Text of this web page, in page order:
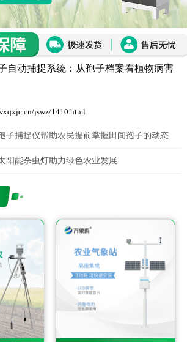
自动捕捉系统：从孢子档案看植物病害
jswz/1410.html
子捕捉仪帮助农民提前掌握田间孢子的动态
阳能杀虫灯助力绿色农业发展